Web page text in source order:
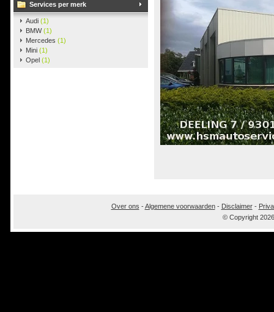
Services per merk
Audi (1)
BMW(1)
Mercedes (1)
Mini (1)
Opel (1)
Over ons -Algemene voorwaarden- Disclaimer-
© Copyright